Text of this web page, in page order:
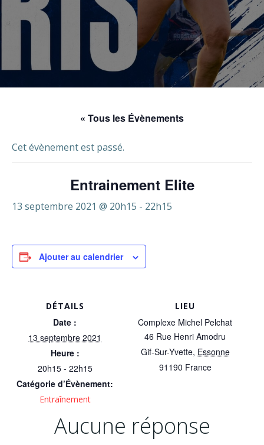
« Tous les Évènements
Cet évènement est passé.
Entrainement Elite
13 septembre 2021 @ 20h15 - 22h15
Ajouter au calendrier
DÉTAILS
Date :
13 septembre 2021
Heure :
20h15 - 22h15
Catégorie d’Évènement:
Entraînement
LIEU
Complexe Michel Pelchat
46 Rue Henri Amodru
Gif-Sur-Yvette, Essonne
91190 France
Aucune réponse